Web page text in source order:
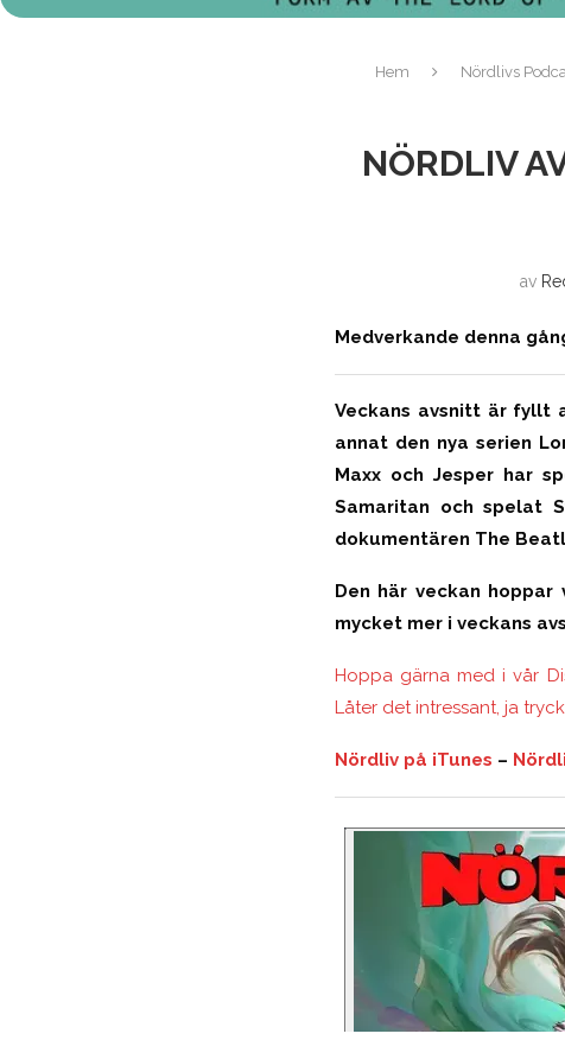
Hem Nördlivs
NÖRDLIV
av
Medverkande denna
Veckans avsnitt är fyllt
annat den nya serien
Maxx och Jesper har
Samaritan och spelat
dokumentären The
Den här veckan
mycket mer i veckans
Hoppa gärna med i vår
Låter det intressant, ja
Nördliv på iTunes –